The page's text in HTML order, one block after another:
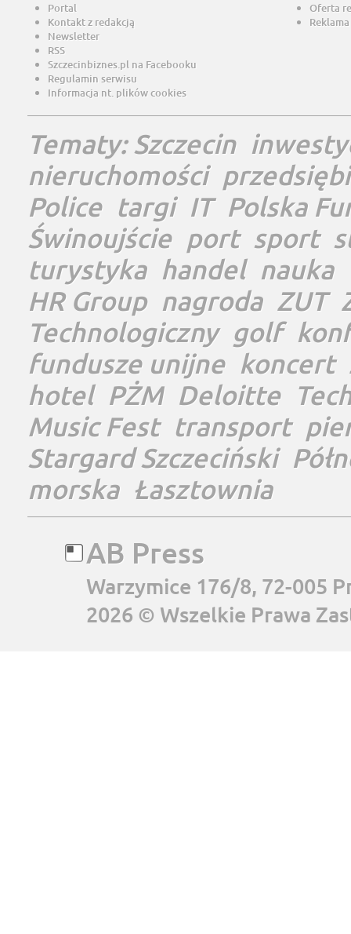
Portal
Kontakt z redakcją
Newsletter
RSS
Szczecinbiznes.pl na Facebooku
Regulamin serwisu
Informacja nt. plików cookies
Oferta
Tematy:Szczecin
nieruchomości
Police targi IT Polska
Świnoujście port sport
turystyka handel nauka
HR Group nagroda ZUT
Technologiczny golf
fundusze unijne koncert
hotel PŻM Deloitte
Music Fest transport
Stargard Szczeciński
morska Łasztownia
AB Press
Warzymice 176/8, 72-005
2026 © Wszelkie Prawa